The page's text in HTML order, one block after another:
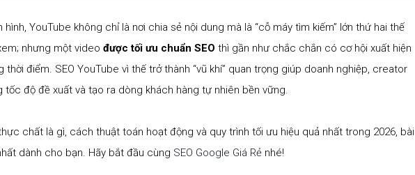
YouTube không chỉ là nơi chia sẻ nội dung mà là “cỗ máy tìm kiếm” lớn thứ hai thế
nhưng một video được tối ưu chuẩn SEO thì gần như chắc chắn có cơ hội xuất hiện
điểm. SEO YouTube vì thế trở thành “vũ khí” quan trọng giúp doanh nghiệp, creator
độ đề xuất và tạo ra dòng khách hàng tự nhiên bền vững.
chất là gì, cách thuật toán hoạt động và quy trình tối ưu hiệu quả nhất trong 2026, bài
dành cho bạn. Hãy bắt đầu cùng SEO Google Giá Rẻ nhé!